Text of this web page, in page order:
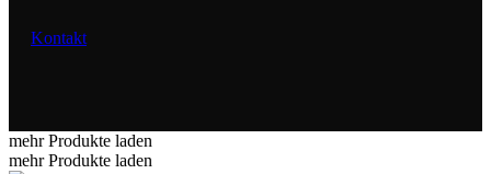
Kontakt
mehr Produkte laden
mehr Produkte laden